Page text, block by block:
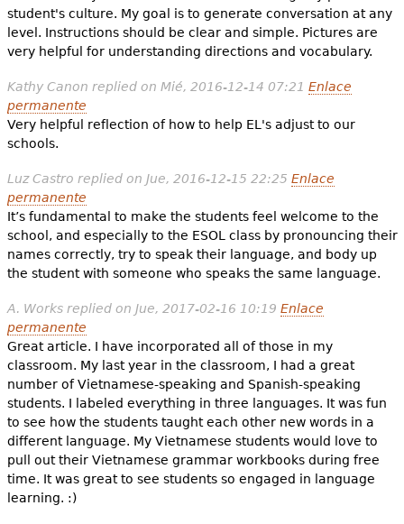
student's culture. My goal is to generate conversation at any
level. Instructions should be clear and simple. Pictures are
very helpful for understanding directions and vocabulary.
Kathy Canon replied on Mié, 2016-12-14 07:21 Enlace
permanente
Very helpful reflection of how to help EL's adjust to our
schools.
Luz Castro replied on Jue, 2016-12-15 22:25 Enlace
permanente
It’s fundamental to make the students feel welcome to the
school, and especially to the ESOL class by pronouncing their
names correctly, try to speak their language, and body up
the student with someone who speaks the same language.
A. Worksreplied on Jue, 2017-02-16 10:19 Enlace
permanente
Great article. I have incorporated all of those in my
classroom. My last year in the classroom, I had a great
number of Vietnamese-speaking and Spanish-speaking
students. I labeled everything in three languages. It was fun
to see how the students taught each other new words in a
different language. My Vietnamese students would love to
pull out their Vietnamese grammar workbooks during free
time. It was great to see students so engaged in language
learning. :)